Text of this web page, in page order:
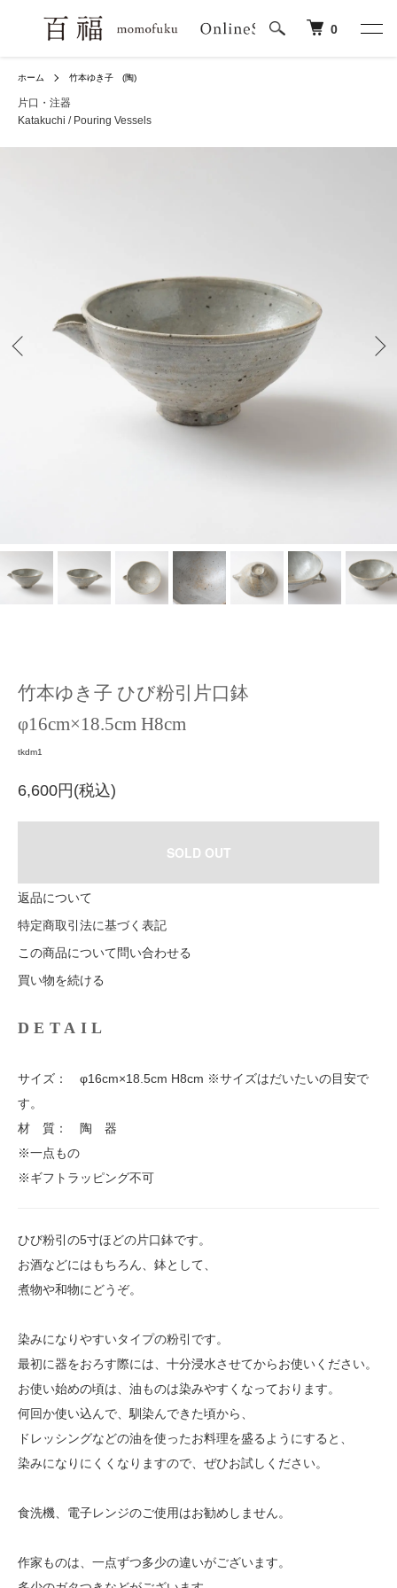
0
ホーム 竹本ゆき子 (陶)
片口・注器
Katakuchi / Pouring Vessels
竹本ゆき子 ひび粉引片口鉢
φ16cm×18.5cm H8cm
tkdm1
6,600円(税込)
SOLD OUT
返品について
特定商取引法に基づく表記
この商品について問い合わせる
買い物を続ける
DETAIL
サイズ： φ16cm×18.5cm H8cm ※サイズはだいたいの目安で
す。
材 質： 陶 器
※一点もの
※ギフトラッピング不可
ひび粉引の5寸ほどの片口鉢です。
お酒などにはもちろん、鉢として、
煮物や和物にどうぞ。
染みになりやすいタイプの粉引です。
最初に器をおろす際には、十分浸水させてからお使いください。
お使い始めの頃は、油ものは染みやすくなっております。
何回か使い込んで、馴染んできた頃から、
ドレッシングなどの油を使ったお料理を盛るようにすると、
染みになりにくくなりますので、ぜひお試しください。
食洗機、電子レンジのご使用はお勧めしません。
作家ものは、一点ずつ多少の違いがございます。